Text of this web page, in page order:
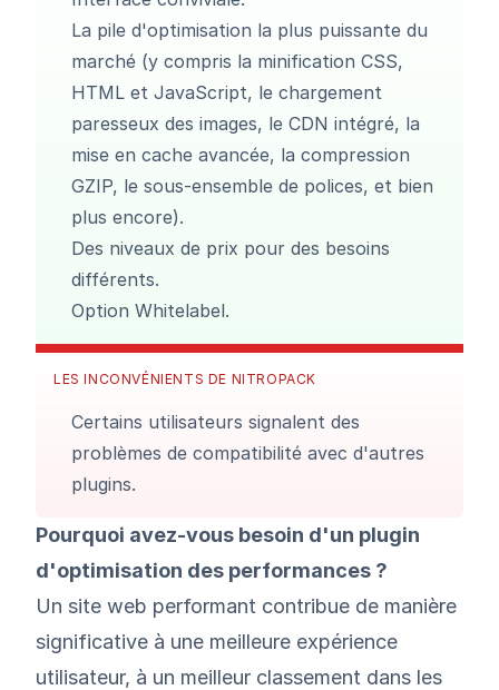
La pile d'optimisation la plus puissante du
marché (y compris la minification CSS,
HTML et JavaScript, le chargement
paresseux des images, le CDN intégré, la
mise en cache avancée, la compression
GZIP, le sous-ensemble de polices, et bien
plus encore).
Des niveaux de prix pour des besoins
différents.
Option Whitelabel.
LES INCONVÉNIENTS DE NITROPACK
Certains utilisateurs signalent des
problèmes de compatibilité avec d'autres
plugins.
Pourquoi avez-vous besoin d'un plugin
d'optimisation des performances ?
Un site web performant contribue de manière
significative à une meilleure expérience
utilisateur, à un meilleur classement dans les